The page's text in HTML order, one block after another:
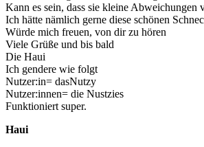
Kann es sein, dass sie kleine Abweichungen
Ich hätte nämlich gerne diese schönen
Würde mich freuen, von dir zu hören
Viele Grüße und bis bald
Die Haui
Ich gendere wie folgt
Nutzer:in= dasNutzy
Nutzer:innen= die Nustzies
Funktioniert super.
Haui